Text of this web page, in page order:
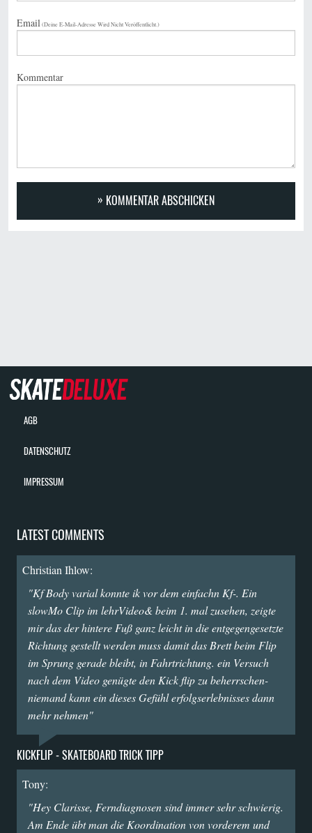
Email(Deine E-Mail-Adresse Wird Nicht Veröffentlicht.)
Kommentar
KOMMENTAR ABSCHICKEN
AGB
DATENSCHUTZ
IMPRESSUM
LATEST COMMENTS
Christian Ihlow:
"Kf Body varial konnte ik vor dem einfachn Kf-. Ein
slowMo Clip im lehrVideo& beim 1. mal zusehen, zeigte
mir das der hintere Fuß ganz leicht in die entgegengesetzte
Richtung gestellt werden muss damit das Brett beim Flip
im Sprung gerade bleibt, in Fahrtrichtung. ein Versuch
nach dem Video genügte den Kick flip zu beherrschen-
niemand kann ein dieses Gefühl erfolgserlebnisses dann
mehr nehmen"
KICKFLIP - SKATEBOARD TRICK TIPP
Tony:
"Hey Clarisse, Ferndiagnosen sind immer sehr schwierig.
Am Ende übt man die Koordination von vorderem und